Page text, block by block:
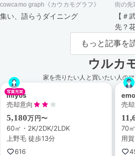
cowcamo graph《カウカモグラフ》
集い、語らうダイニング
街の先
【＃
先？
もっと記事を
ウルカ
家を売りたい人と買いたい人の
miyos
売却意向
5,180万円〜
60㎡・2K/2DK/2LDK
上野毛 徒歩13分
616
売
70
用